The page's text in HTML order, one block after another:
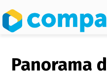
Panorama